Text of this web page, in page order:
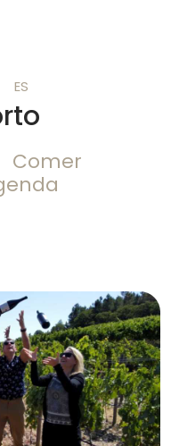
ES
Comer